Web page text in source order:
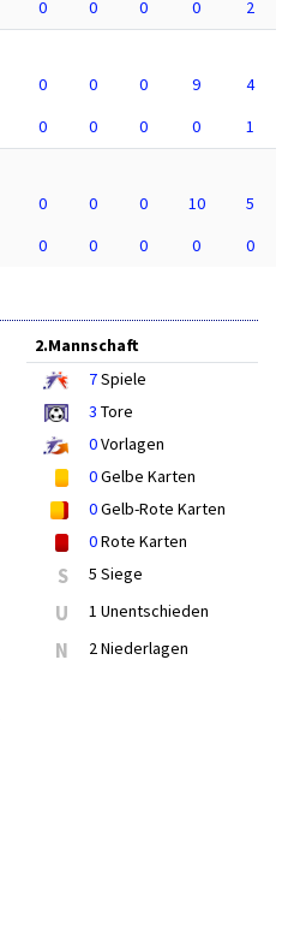
0 0 0 0
2
0 0 0 9
4
0 0 0 0
1
0 0 0 10
5
0 0 0 0 0
2.Mannschaft
7Spiele
3 Tore
0Vorlagen
0Gelbe Karten
0Gelb-Rote Karten
0Rote Karten
S 5 Siege
U 1 Unentschieden
N 2 Niederlagen